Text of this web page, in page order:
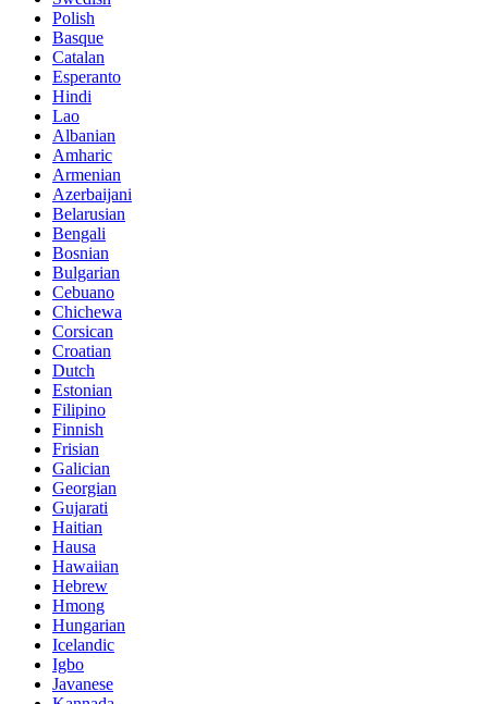
Polish
Basque
Catalan
Esperanto
Hindi
Lao
Albanian
Amharic
Armenian
Azerbaijani
Belarusian
Bengali
Bosnian
Bulgarian
Cebuano
Chichewa
Corsican
Croatian
Dutch
Estonian
Filipino
Finnish
Frisian
Galician
Georgian
Gujarati
Haitian
Hausa
Hawaiian
Hebrew
Hmong
Hungarian
Icelandic
Igbo
Javanese